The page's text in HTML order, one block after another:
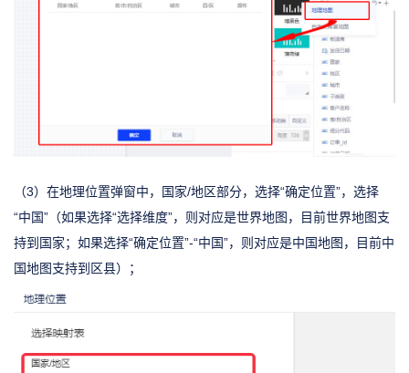
（3）在地理位置弹窗中，国家/地区部分，选择“确定位置”，选择
“中国”（如果选择“选择维度”，则对应是世界地图，目前世界地图支
持到国家；如果选择“确定位置”-“中国”，则对应是中国地图，目前中
国地图支持到区县）；